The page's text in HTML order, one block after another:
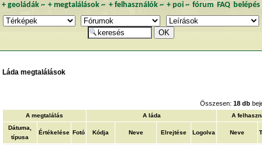
+ geoládák~ +megtalálások ~ + felhasználók~ + poi~ fórum FAQ belépés
Láda megtalálások
Összesen:18 db
A megtalálás A láda
A
Dátuma,
típusa
Értékelése Fotó Kódja Neve Elrejtése Logolva Neve